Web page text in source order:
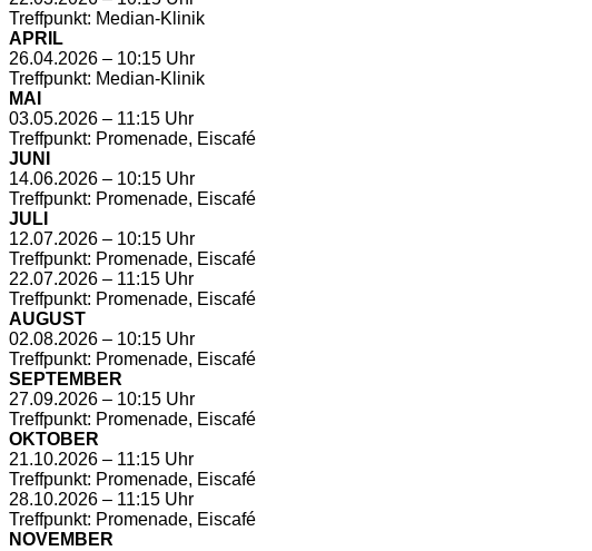
Treffpunkt: Median-Klinik
APRIL
26.04.2026 – 10:15 Uhr
Treffpunkt: Median-Klinik
MAI
03.05.2026 – 11:15 Uhr
Treffpunkt: Promenade, Eiscafé
JUNI
14.06.2026 – 10:15 Uhr
Treffpunkt: Promenade, Eiscafé
JULI
12.07.2026 – 10:15 Uhr
Treffpunkt: Promenade, Eiscafé
22.07.2026 – 11:15 Uhr
Treffpunkt: Promenade, Eiscafé
AUGUST
02.08.2026 – 10:15 Uhr
Treffpunkt: Promenade, Eiscafé
SEPTEMBER
27.09.2026 – 10:15 Uhr
Treffpunkt: Promenade, Eiscafé
OKTOBER
21.10.2026 – 11:15 Uhr
Treffpunkt: Promenade, Eiscafé
28.10.2026 – 11:15 Uhr
Treffpunkt: Promenade, Eiscafé
NOVEMBER